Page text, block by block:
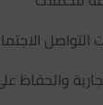
والحفاظ